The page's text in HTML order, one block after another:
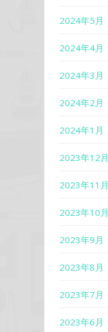
2024年5月
2024年4月
2024年3月
2024年2月
2024年1月
2023年12月
2023年11月
2023年10月
2023年9月
2023年8月
2023年7月
2023年6月